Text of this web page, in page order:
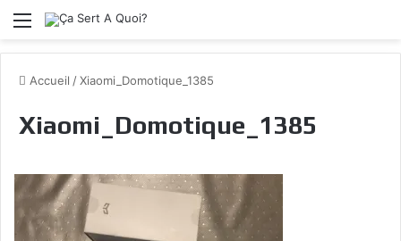
Menu
Accueil /Xiaomi_Domotique_1385
Xiaomi_Domotique_1385